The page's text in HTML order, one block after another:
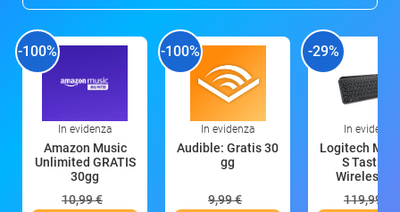
-100%
In evidenza
Amazon Music
Unlimited GRATIS
30gg
10,99 €
-100%
In evidenza
Audible: Gratis 30
gg
9,99 €
-29%
In evidenza
Logitech MX
S Tastiera
Wireless
119,99 €